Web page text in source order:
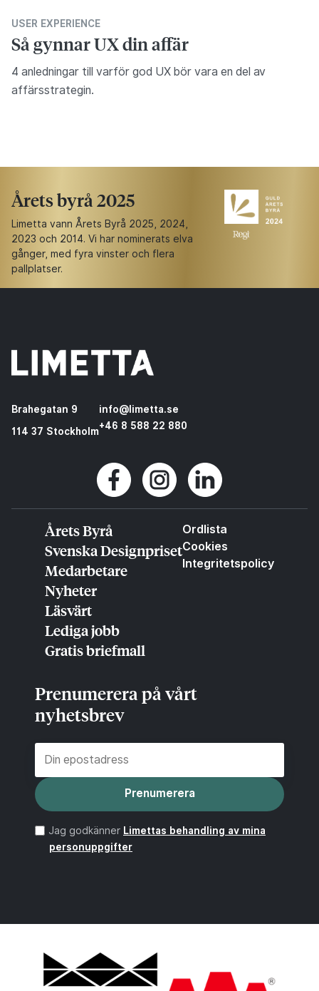
USER EXPERIENCE
Så gynnar UX din affär
4 anledningar till varför god UX bör vara en del av
affärsstrategin.
Årets byrå 2025
Limetta vann Årets Byrå 2025, 2024,
2023 och 2014. Vi har nominerats elva
gånger, med fyra vinster och flera
pallplatser.
Brahegatan 9
114 37 Stockholm
info@limetta.se
+46 8 588 22 880
Årets Byrå
Svenska Designpriset
Medarbetare
Nyheter
Läsvärt
Lediga jobb
Gratis briefmall
Ordlista
Cookies
Integritetspolicy
Prenumerera på vårt
nyhetsbrev
Prenumerera
Jag godkänner Limettas behandling av mina
personuppgifter